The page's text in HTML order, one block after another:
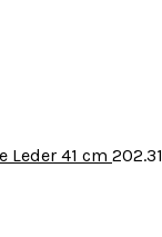
Leder 41 cm 202.31